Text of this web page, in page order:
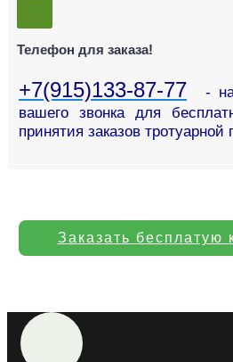
Телефон для заказа!
+7(915)133-87-77
-
вашего звонка для
принятия заказов тротуарной
Заказать бесплатую